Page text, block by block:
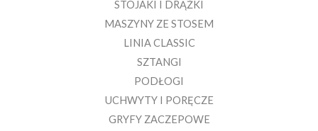
STOJAKI I DRĄŻKI
MASZYNY ZE STOSEM
LINIA CLASSIC
SZTANGI
PODŁOGI
UCHWYTY I PORĘCZE
GRYFY ZACZEPOWE